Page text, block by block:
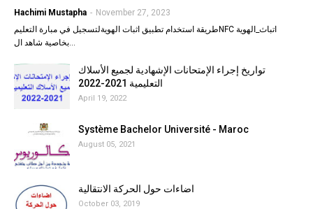
Hachimi Mustapha - November 27, 2023
طريقة استخدام تطبيق اثبات الهويةلتسجيل في مبارة التعليمNFC اتباث_الهوية
بخاصية شاهد ال…
تواريخ إجراء الإمتحانات الإشهادية لجميع الأسلاك
التعليمية 2021-2022
April 19, 2022
Système Bachelor Université - Maroc
August 05, 2021
اضاءات حول الحركة الانتقالية
October 03, 2019